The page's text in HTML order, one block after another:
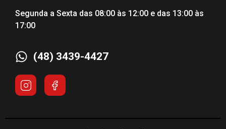
Segunda a Sexta das 08:00 às 12:00 e das 13:00 às
17:00
(48) 3439-4427